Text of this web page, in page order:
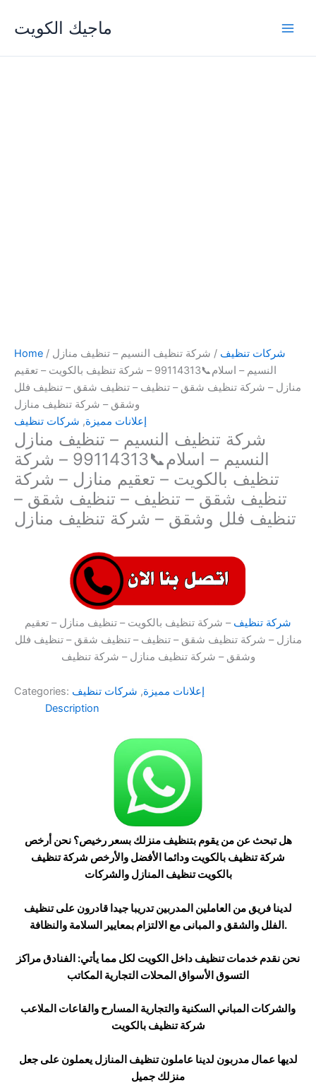
content
ماجيك الكويت
Home / شركات تنظيف / شركة تنظيف النسيم – تنظيف منازل
النسيم – اسلام📞99114313 – شركة تنظيف بالكويت – تعقيم
منازل – شركة تنظيف شقق – تنظيف – تنظيف شقق – تنظيف فلل
وشقق – شركة تنظيف منازل
إعلانات مميزة, شركات تنظيف
شركة تنظيف النسيم – تنظيف منازل
النسيم – اسلام📞99114313 – شركة
تنظيف بالكويت – تعقيم منازل – شركة
تنظيف شقق – تنظيف – تنظيف شقق –
تنظيف فلل وشقق – شركة تنظيف منازل
شركة تنظيف – شركة تنظيف بالكويت – تنظيف منازل – تعقيم
منازل – شركة تنظيف شقق – تنظيف – تنظيف شقق – تنظيف فلل
وشقق – شركة تنظيف منازل – شركة تنظيف
Categories: إعلانات مميزة, شركات تنظيف
Description
هل تبحث عن من يقوم بتنظيف منزلك بسعر رخيص؟ نحن أرخص
شركة تنظيف بالكويت ودائما الأفضل والأرخص شركة تنظيف
بالكويت تنظيف المنازل والشركات
لدينا فريق من العاملين المدربين تدريبا جيدا قادرون على تنظيف
الفلل والشقق و المبانى مع الالتزام بمعايير السلامة والنظافة.
نحن نقدم خدمات تنظيف داخل الكويت لكل مما يأتي: الفنادق مراكز
التسوق الأسواق المحلات التجارية المكاتب
والشركات المباني السكنية والتجارية المسارح والقاعات الملاعب
شركة تنظيف بالكويت
لديها عمال مدربون لدينا عاملون تنظيف المنازل يعملون على جعل
منزلك جميل